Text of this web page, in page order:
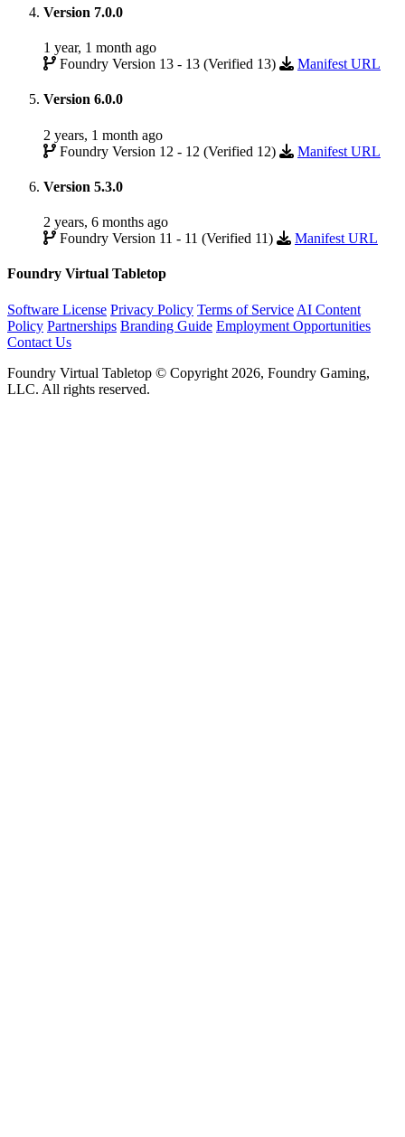
Version 7.0.0
1 year, 1 month ago
Foundry Version 13 - 13 (Verified 13)
Manifest URL
Version 6.0.0
2 years, 1 month ago
Foundry Version 12 - 12 (Verified 12)
Manifest URL
Version 5.3.0
2 years, 6 months ago
Foundry Version 11 - 11 (Verified 11)
Manifest URL
Foundry Virtual Tabletop
Software License Privacy Policy Terms of Service AI Content
Policy Partnerships Branding Guide Employment Opportunities
Contact Us
Foundry Virtual Tabletop © Copyright 2026, Foundry Gaming,
LLC. All rights reserved.